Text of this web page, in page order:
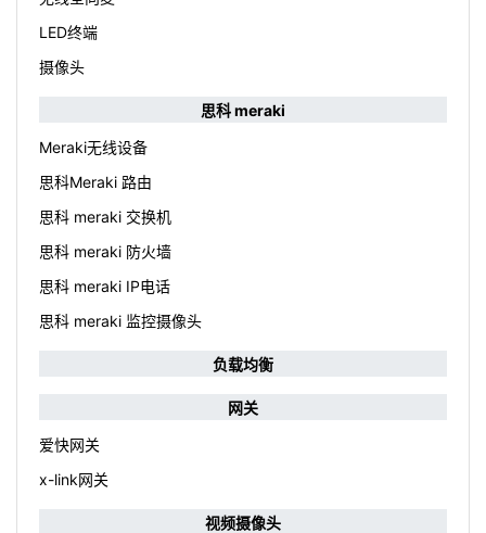
LED终端
摄像头
思科 meraki
Meraki无线设备
思科Meraki 路由
思科 meraki 交换机
思科 meraki 防火墙
思科 meraki IP电话
思科 meraki 监控摄像头
负载均衡
网关
爱快网关
x-link网关
视频摄像头